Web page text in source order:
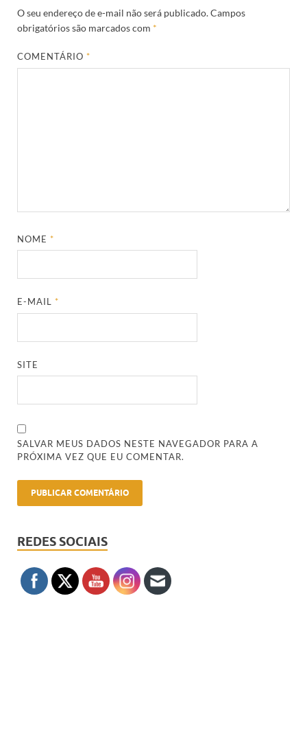
O seu endereço de e-mail não será publicado.Campos
obrigatórios são marcados com *
COMENTÁRIO*
NOME*
E-MAIL*
SITE
SALVAR MEUS DADOS NESTE NAVEGADOR PARA A
PRÓXIMA VEZ QUE EU COMENTAR.
REDES SOCIAIS